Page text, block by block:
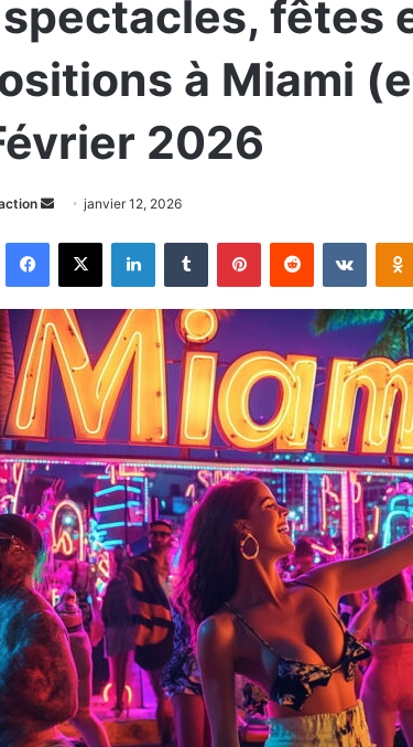
fêtes
à Miami
2026
o
y
e
r
u
c
o
u
r
r
i
e
l
janvier 12, 2026